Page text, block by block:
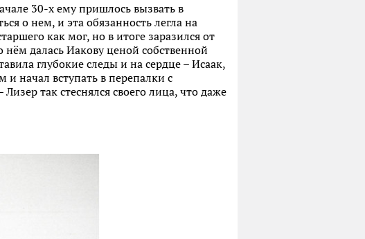
30-х ему пришлось вызвать в
о нем, и эта обязанность легла на
как мог, но в итоге заразился от
далась Иакову ценой собственной
глубокие следы и на сердце – Исаак,
начал вступать в перепалки с
так стеснялся своего лица, что даже